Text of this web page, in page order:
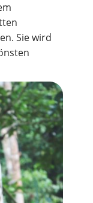
Sie wird